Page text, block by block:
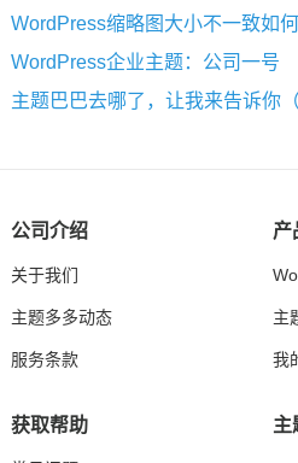
WordPress缩略图大小不一致如何
WordPress企业主题：公司一号
主题巴巴去哪了，让我来告诉你（
公司介绍
关于我们
主题多多动态
服务条款
产
主
我
获取帮助 主